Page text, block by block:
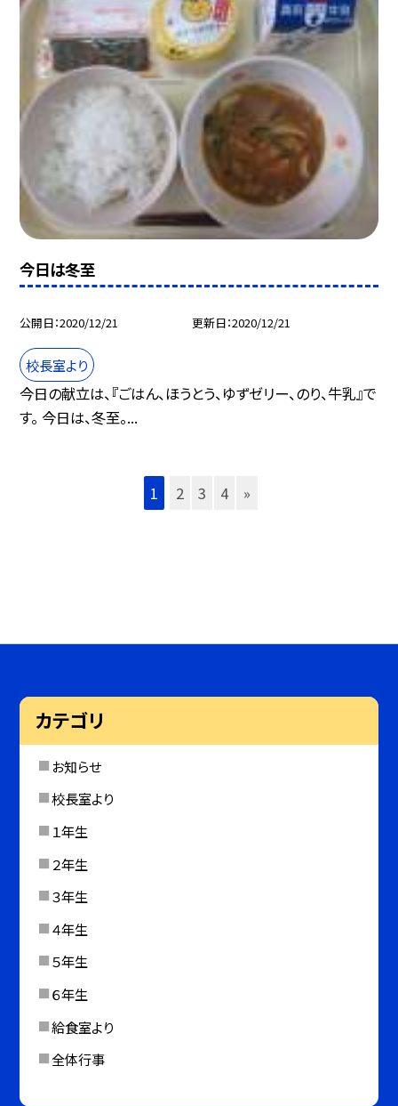
今日は冬至
公開日 2020/12/21 更新日 2020/12/21
校長室より
今日の献立は、『ごはん、ほうとう、ゆずゼリー、のり、牛乳』で
す。 今日は、冬至。...
1 2 3 4 »
カテゴリ
お知らせ
校長室より
１年生
２年生
３年生
４年生
５年生
６年生
給食室より
全体行事